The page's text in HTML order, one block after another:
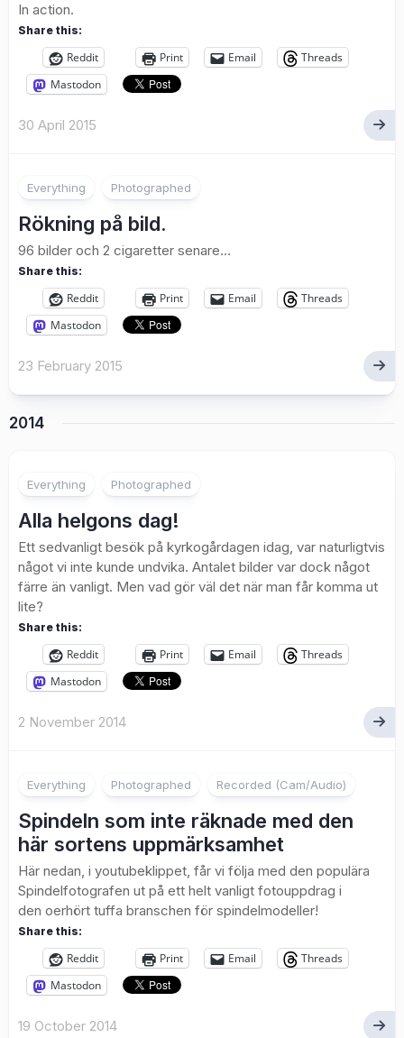
In action.
Share this:
Reddit Print Email
Threads
Mastodon
30 April 2015
Everything Photographed
Rökning på bild.
96 bilder och 2 cigaretter senare…
Share this:
Reddit Print Email
Threads
Mastodon
23 February 2015
2014
Everything Photographed
Alla helgons dag!
Ett sedvanligt besök på kyrkogårdagen idag, var naturligtvis
något vi inte kunde undvika. Antalet bilder var dock något
färre än vanligt. Men vad gör väl det när man får komma ut
lite?
Share this:
Reddit Print Email
Threads
Mastodon
2 November 2014
Everything Photographed Recorded (Cam/Audio)
Spindeln som inte räknade med den
här sortens uppmärksamhet
Här nedan, i youtubeklippet, får vi följa med den populära
Spindelfotografen ut på ett helt vanligt fotouppdrag i
den oerhört tuffa branschen för spindelmodeller!
Share this:
Reddit Print Email
Threads
Mastodon
19 October 2014